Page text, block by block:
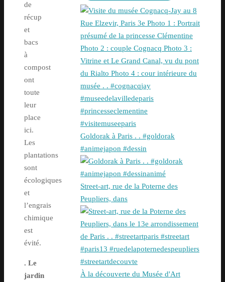
de
récup
et
bacs
à
compost
ont
toute
leur
place
ici.
Les
plantations
sont
écologiques
et
l’engrais
chimique
est
évité.
. Le
jardin
Goldorak à Paris . . #goldorak
#animejapon #dessin
Street-art, rue de la Poterne des
Peupliers, dans
À la découverte du Musée d'Art